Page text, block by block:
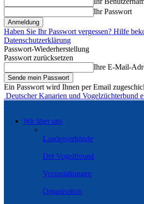
Ihr Passwort
Haben Sie Ihr Passwort vergessen? Hilfe
Datenschutzerklärung
Passwort-Wiederherstellung
Passwort zurücksetzen
Ihre E-Mail-
Ein Passwort wird Ihnen per Email
Deutscher Kanarien und Vogelzüchterbund
Wir über uns
Landesverbände
Der Vogelfreund
Veranstaltungen
Organisation